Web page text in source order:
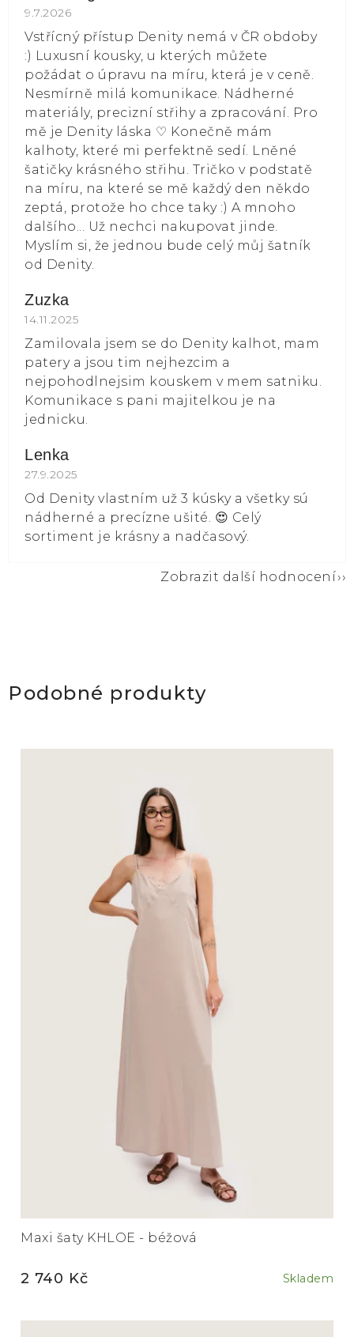
Hodnocení obchodu je 5 z 5 hvězdiček.
9.7.2026
Vstřícný přístup Denity nemá v ČR obdoby
:) Luxusní kousky, u kterých můžete
požádat o úpravu na míru, která je v ceně.
Nesmírně milá komunikace. Nádherné
materiály, precizní střihy a zpracování. Pro
mě je Denity láska ⁠♡ Konečně mám
kalhoty, které mi perfektně sedí. Lněné
šatičky krásného střihu. Tričko v podstatě
na míru, na které se mě každý den někdo
zeptá, protože ho chce taky :) A mnoho
dalšího... Už nechci nakupovat jinde.
Myslím si, že jednou bude celý můj šatník
od Denity.
Zuzka
Hodnocení obchodu je 5 z 5 hvězdiček.
14.11.2025
Zamilovala jsem se do Denity kalhot, mam
patery a jsou tim nejhezcim a
nejpohodlnejsim kouskem v mem satniku.
Komunikace s pani majitelkou je na
jednicku.
Lenka
Hodnocení obchodu je 5 z 5 hvězdiček.
27.9.2025
Od Denity vlastním už 3 kúsky a všetky sú
nádherné a precízne ušité. 😍 Celý
sortiment je krásny a nadčasový.
Zobrazit další hodnocení
Podobné produkty
Maxi šaty KHLOE - béžová
Skladem
2 740 Kč